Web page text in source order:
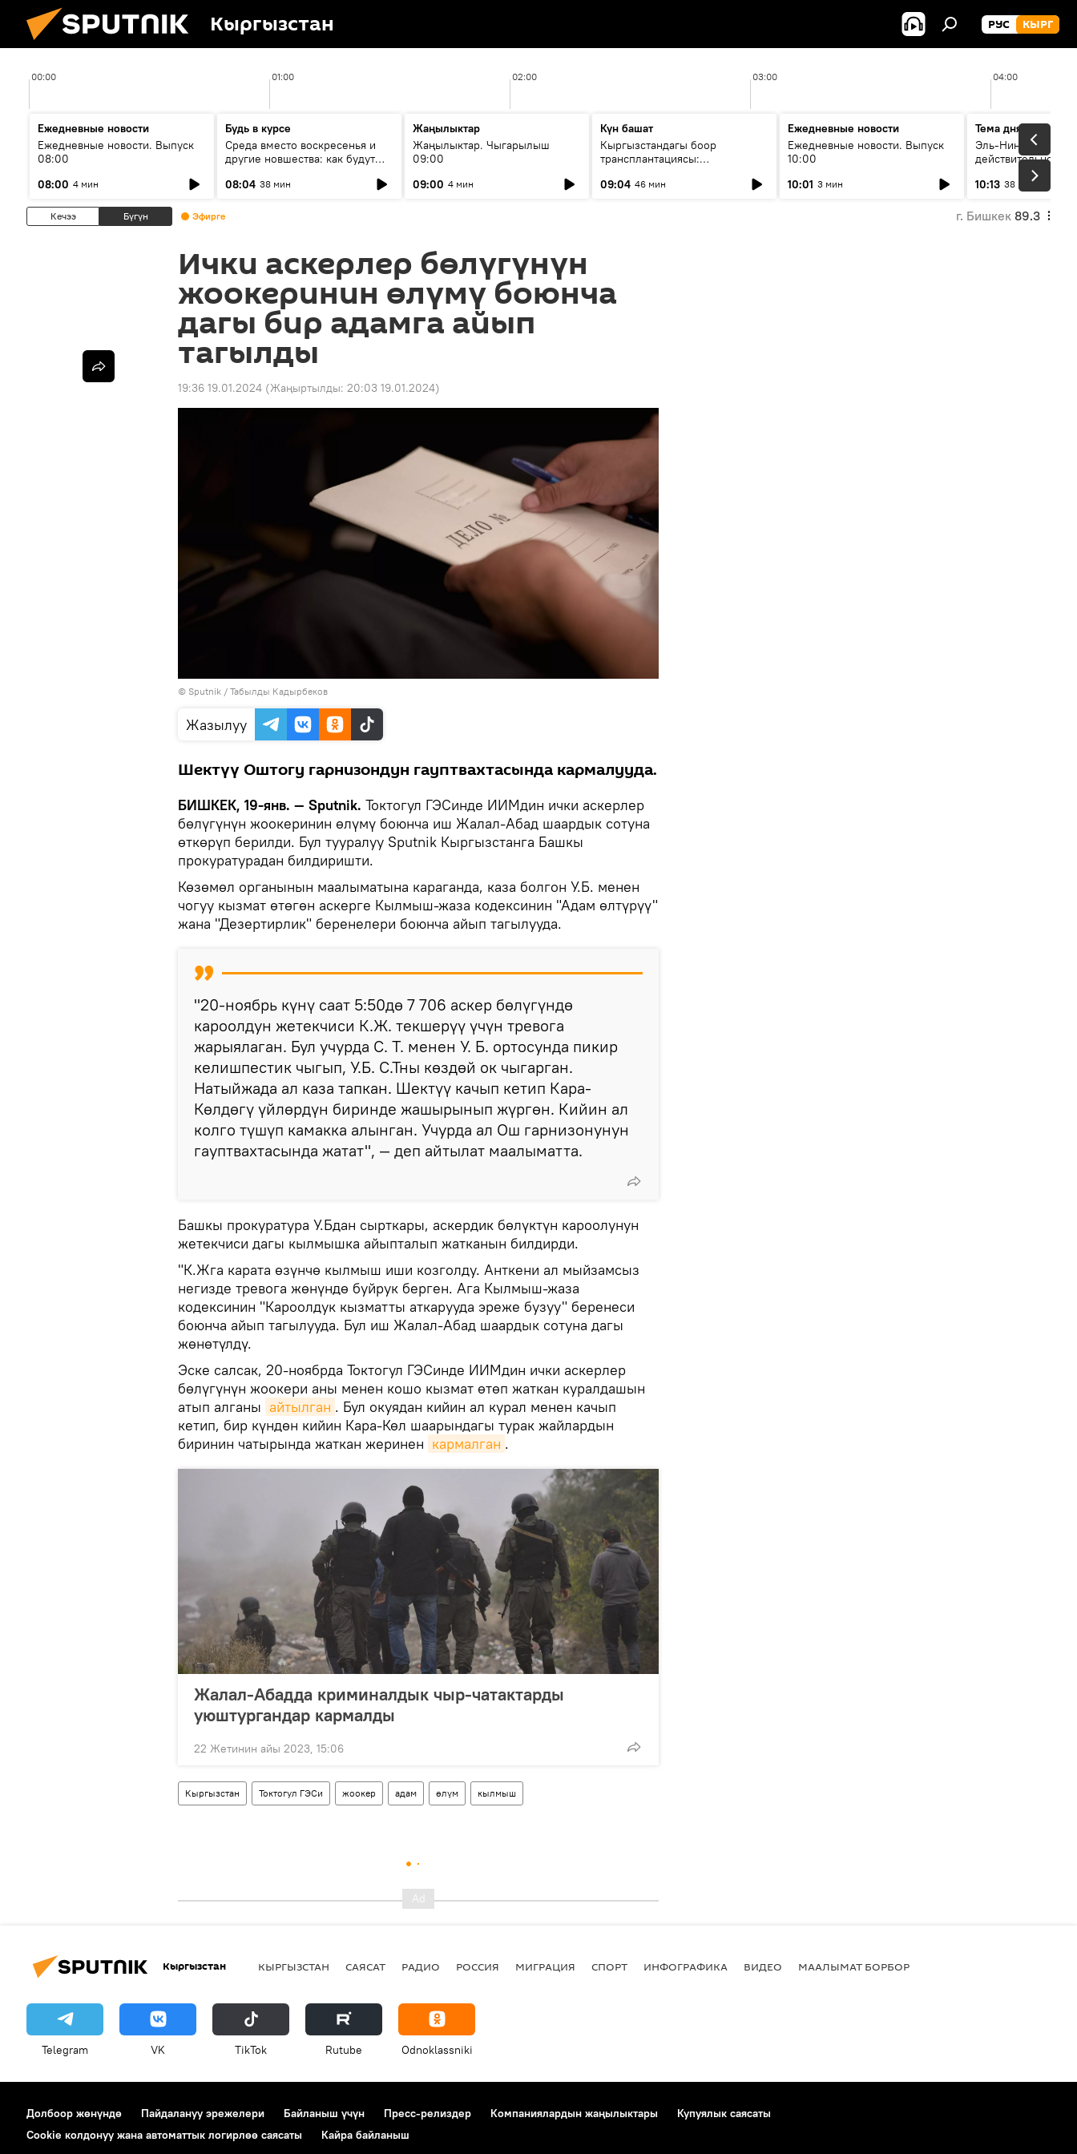
Кыргызстан РУС КЫРГ
00:00 01:00 02:00 03:00 04:00
Ежедневные новости
Ежедневные новости. Выпуск
08:00
08:00 4 мин
Будь в курсе
Среда вместо воскресенья и
другие новшества: как будут
08:04 38 мин
Жаңылыктар
Жаңылыктар. Чыгарылыш
09:00
09:00 4 мин
Күн башат
Кыргызстандагы боор
трансплантациясы:
келечеги
09:04 46 мин
Ежедневные новости
Ежедневные новости. Выпуск
10:00
10:01 3 мин
Тема дня
Эль-Ниньо, жара и
действительно
погоду в
10:13 38 мин
Кечээ Бүгүн Эфирге г. Бишкек 89.3
Ички аскерлер бөлүгүнүн
жоокеринин өлүмү боюнча
дагы бир адамга айып
тагылды
19:36 19.01.2024 (Жаңыртылды: 20:03 19.01.2024)
© Sputnik / Табылды Кадырбеков
Жазылуу
Шектүү Оштогу гарнизондун гауптвахтасында кармалууда.
БИШКЕК, 19-янв. — Sputnik. Токтогул ГЭСинде ИИМдин ички аскерлер
бөлүгүнүн жоокеринин өлүмү боюнча иш Жалал-Абад шаардык сотуна
өткөрүп берилди. Бул тууралуу Sputnik Кыргызстанга Башкы
прокуратурадан билдиришти.
Көзөмөл органынын маалыматына караганда, каза болгон У.Б. менен
чогуу кызмат өтөгөн аскерге Кылмыш-жаза кодексинин "Адам өлтүрүү"
жана "Дезертирлик" беренелери боюнча айып тагылууда.
"20-ноябрь күнү саат 5:50дө 7 706 аскер бөлүгүндө
кароолдун жетекчиси К.Ж. текшерүү үчүн тревога
жарыялаган. Бул учурда С. Т. менен У. Б. ортосунда пикир
келишпестик чыгып, У.Б. С.Тны көздөй ок чыгарган.
Натыйжада ал каза тапкан. Шектүү качып кетип Кара-
Көлдөгү үйлөрдүн биринде жашырынып жүргөн. Кийин ал
колго түшүп камакка алынган. Учурда ал Ош гарнизонунун
гауптвахтасында жатат", — деп айтылат маалыматта.
Башкы прокуратура У.Бдан сырткары, аскердик бөлүктүн кароолунун
жетекчиси дагы кылмышка айыпталып жатканын билдирди.
"К.Жга карата өзүнчө кылмыш иши козголду. Анткени ал мыйзамсыз
негизде тревога жөнүндө буйрук берген. Ага Кылмыш-жаза
кодексинин "Кароолдук кызматты аткарууда эреже бузуу" беренеси
боюнча айып тагылууда. Бул иш Жалал-Абад шаардык сотуна дагы
жөнөтүлдү.
Эске салсак, 20-ноябрда Токтогул ГЭСинде ИИМдин ички аскерлер
бөлүгүнүн жоокери аны менен кошо кызмат өтөп жаткан куралдашын
атып алганы айтылган . Бул окуядан кийин ал курал менен качып
кетип, бир күндөн кийин Кара-Көл шаарындагы турак жайлардын
биринин чатырында жаткан жеринен кармалган .
Жалал-Абадда криминалдык чыр-чатактарды
уюштургандар кармалды
22 Жетинин айы 2023, 15:06
Кыргызстан Токтогул ГЭСи жоокер адам өлүм кылмыш
Кыргызстан КЫРГЫЗСТАН САЯСАТ РАДИО РОССИЯ МИГРАЦИЯ СПОРТ ИНФОГРАФИКА ВИДЕО МААЛЫМАТ БОРБОР
Telegram VK ТikТоk Rutube Odnoklassniki
Долбоор жөнүндө Пайдалануу эрежелери Байланыш үчүн Пресс-релиздер Компаниялардын жаңылыктары
Купуялык саясаты
Cookie колдонуу жана автоматтык логирлөө саясаты
Кайра байланыш